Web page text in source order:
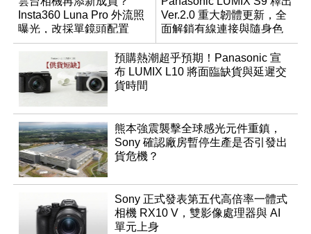
Insta360 Luna Pro 外流照
曝光，改採單鏡頭配置
Ver.2.0 重大韌體更新，全
面解鎖有線連接與隨身色
調編輯
預購熱潮超乎預期！Panasonic 宣
布 LUMIX L10 將面臨缺貨與延遲交
貨時間
熊本強震襲擊全球感光元件重鎮，
Sony 確認廠房暫停生產是否引發出
貨危機？
Sony 正式發表第五代高倍率一體式
相機 RX10 V，雙影像處理器與 AI
單元上身